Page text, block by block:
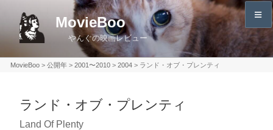
ン
MovieBoo
やんぐの映画レビュー
MovieBoo> 公開年> 2001〜2010> 2004> ランド・オブ・プレンティ
ランド・オブ・プレンティ
Land Of Plenty